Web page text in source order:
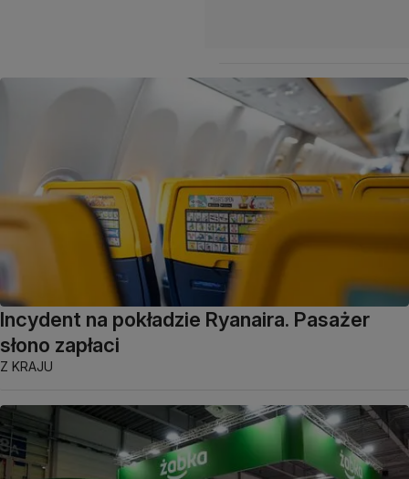
Incydent na pokładzie Ryanaira. Pasażer
słono zapłaci
Z KRAJU